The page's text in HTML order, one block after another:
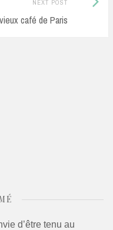
NEXT POST
café de Paris
d’être tenu au